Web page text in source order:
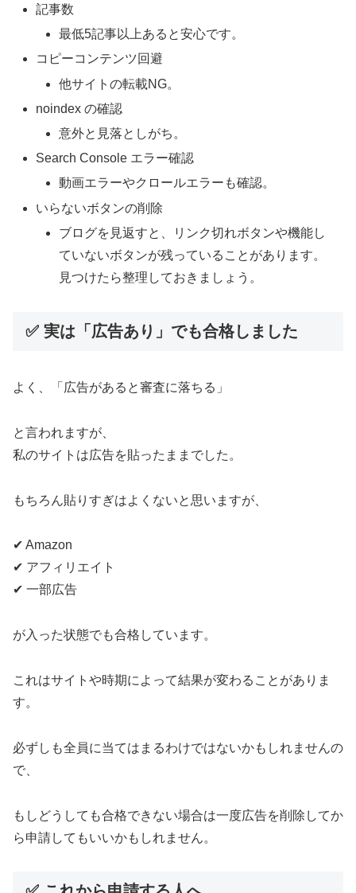
記事数
最低5記事以上あると安心です。
コピーコンテンツ回避
他サイトの転載NG。
noindex の確認
意外と見落としがち。
Search Console エラー確認
動画エラーやクロールエラーも確認。
いらないボタンの削除
ブログを見返すと、リンク切れボタンや機能し
ていないボタンが残っていることがあります。
見つけたら整理しておきましょう。
✅ 実は「広告あり」でも合格しました
よく、「広告があると審査に落ちる」
と言われますが、
私のサイトは広告を貼ったままでした。
もちろん貼りすぎはよくないと思いますが、
✔ Amazon
✔ アフィリエイト
✔ 一部広告
が入った状態でも合格しています。
これはサイトや時期によって結果が変わることがありま
す。
必ずしも全員に当てはまるわけではないかもしれませんの
で、
もしどうしても合格できない場合は一度広告を削除してか
ら申請してもいいかもしれません。